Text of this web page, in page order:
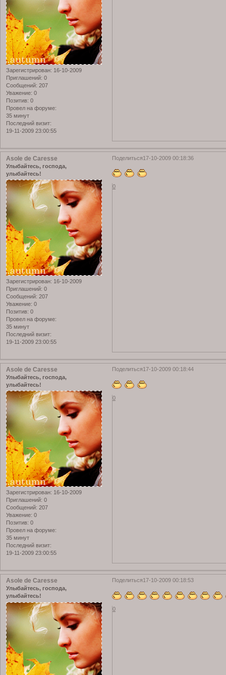
Зарегистрирован: 16-10-2009
Приглашений: 0
Сообщений: 207
Уважение: 0
Позитив: 0
Провел на форуме:
35 минут
Последний визит:
19-11-2009 23:00:55
Поделиться17-10-2009 00:18:36
Asole de Caresse
Улыбайтесь, господа,
улыбайтесь!
Зарегистрирован: 16-10-2009
Приглашений: 0
Сообщений: 207
Уважение: 0
Позитив: 0
Провел на форуме:
35 минут
Последний визит:
19-11-2009 23:00:55
0
Поделиться17-10-2009 00:18:44
Asole de Caresse
Улыбайтесь, господа,
улыбайтесь!
Зарегистрирован: 16-10-2009
Приглашений: 0
Сообщений: 207
Уважение: 0
Позитив: 0
Провел на форуме:
35 минут
Последний визит:
19-11-2009 23:00:55
0
Поделиться17-10-2009 00:18:53
Asole de Caresse
Улыбайтесь, господа,
улыбайтесь!
0